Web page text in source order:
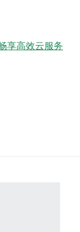
享高效云服务